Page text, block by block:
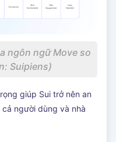
ngôn ngữ Move so
Suipiens)
giúp Sui trở nên an
người dùng và nhà